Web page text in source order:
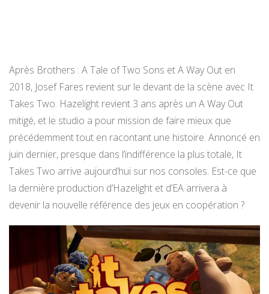
Après Brothers : A Tale of Two Sons et A Way Out en
2018, Josef Fares revient sur le devant de la scène avec It
Takes Two. Hazelight revient 3 ans après un A Way Out
mitigé, et le studio a pour mission de faire mieux que
précédemment tout en racontant une histoire. Annoncé en
juin dernier, presque dans l’indifférence la plus totale, It
Takes Two arrive aujourd’hui sur nos consoles. Est-ce que
la dernière production d’Hazelight et d’EA arrivera à
devenir la nouvelle référence des jeux en coopération ?